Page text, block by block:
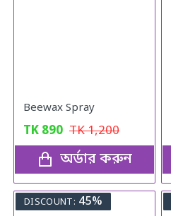
Beewax Spray
TK 890 TK1,200
অর্ডার করুন
DISCOUNT: 45%